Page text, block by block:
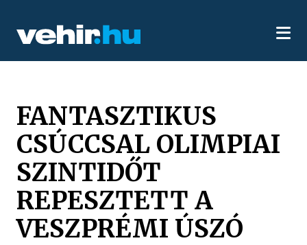
FANTASZTIKUS
CSÚCCSAL OLIMPIAI
SZINTIDŐT
REPESZTETT A
VESZPRÉMI ÚSZÓ